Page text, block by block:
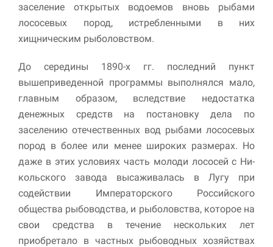
заселение открытых водоемов вновь рыбами
лососевых пород, истре­бленными в них
хищническим рыболовством.
До середины 1890-х гг. последний пункт
вышеприведенной программы выполнялся мало,
главным образом, вследствие недо­статка
денежных средств на постановку дела по
заселению отечественных вод рыбами лососевых
пород в более или менее широких размерах. Но
даже в этих условиях часть молоди лососей с Ни­
кольского завода высаживалась в Лугу при
содействии Императорского Российского
общества рыбоводства, и рыболовства, которое на
свои средства в течение нескольких лет
приобретало в частных рыбоводных хозяйствах